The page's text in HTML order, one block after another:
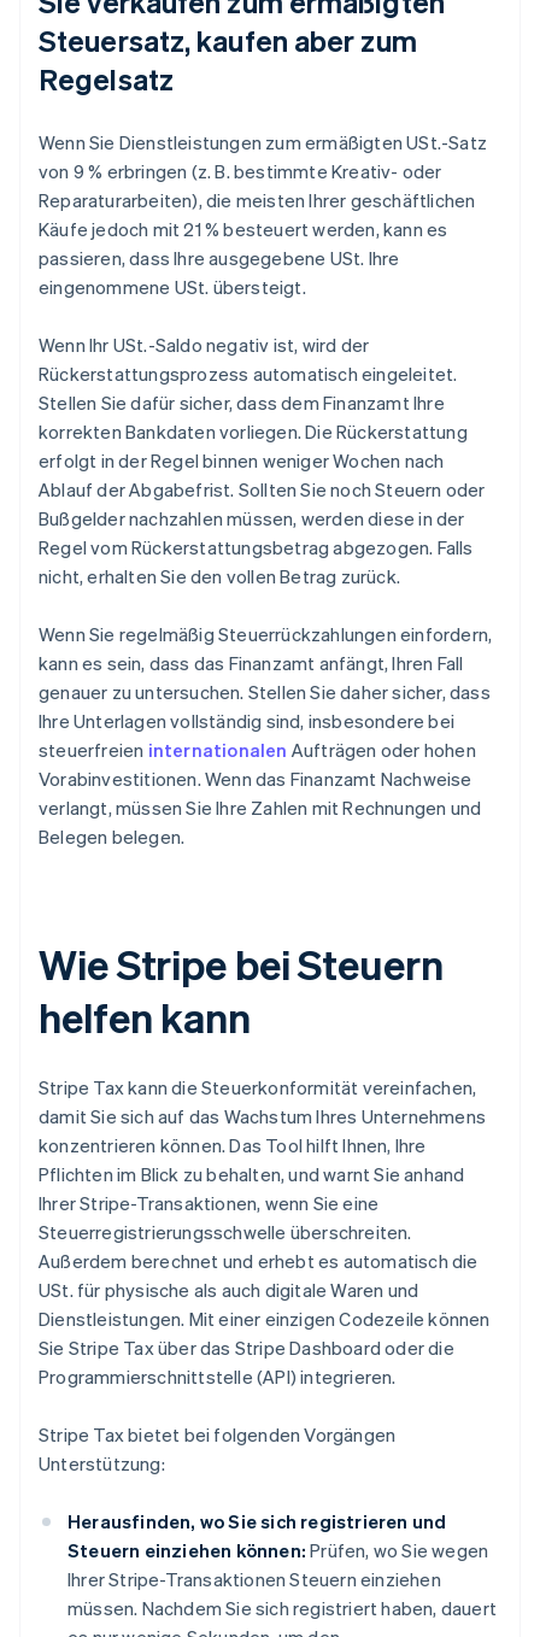
Steuersatz, kaufen aber zum
Regelsatz
Wenn Sie Dienstleistungen zum ermäßigten USt.-Satz
von 9 % erbringen (z. B. bestimmte Kreativ- oder
Reparaturarbeiten), die meisten Ihrer geschäftlichen
Käufe jedoch mit 21 % besteuert werden, kann es
passieren, dass Ihre ausgegebene USt. Ihre
eingenommene USt. übersteigt.
Wenn Ihr USt.-Saldo negativ ist, wird der
Rückerstattungsprozess automatisch eingeleitet.
Stellen Sie dafür sicher, dass dem Finanzamt Ihre
korrekten Bankdaten vorliegen. Die Rückerstattung
erfolgt in der Regel binnen weniger Wochen nach
Ablauf der Abgabefrist. Sollten Sie noch Steuern oder
Bußgelder nachzahlen müssen, werden diese in der
Regel vom Rückerstattungsbetrag abgezogen. Falls
nicht, erhalten Sie den vollen Betrag zurück.
Wenn Sie regelmäßig Steuerrückzahlungen einfordern,
kann es sein, dass das Finanzamt anfängt, Ihren Fall
genauer zu untersuchen. Stellen Sie daher sicher, dass
Ihre Unterlagen vollständig sind, insbesondere bei
steuerfreien internationalen Aufträgen oder hohen
Vorabinvestitionen. Wenn das Finanzamt Nachweise
verlangt, müssen Sie Ihre Zahlen mit Rechnungen und
Belegen belegen.
Wie Stripe bei Steuern
helfen kann
Stripe Tax kann die Steuerkonformität vereinfachen,
damit Sie sich auf das Wachstum Ihres Unternehmens
konzentrieren können. Das Tool hilft Ihnen, Ihre
Pflichten im Blick zu behalten, und warnt Sie anhand
Ihrer Stripe-Transaktionen, wenn Sie eine
Steuerregistrierungsschwelle überschreiten.
Außerdem berechnet und erhebt es automatisch die
USt. für physische als auch digitale Waren und
Dienstleistungen. Mit einer einzigen Codezeile können
Sie Stripe Tax über das Stripe Dashboard oder die
Programmierschnittstelle (API) integrieren.
Stripe Tax bietet bei folgenden Vorgängen
Unterstützung:
Herausfinden, wo Sie sich registrieren und
Steuern einziehen können: Prüfen, wo Sie wegen
Ihrer Stripe-Transaktionen Steuern einziehen
müssen. Nachdem Sie sich registriert haben, dauert